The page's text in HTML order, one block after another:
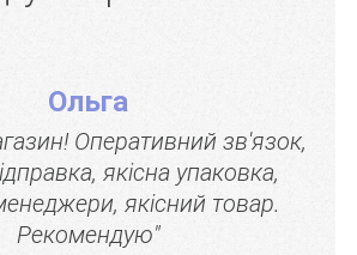
Ольга
Оперативний зв'язок,
якісна упаковка,
якісний товар.
Рекомендую"